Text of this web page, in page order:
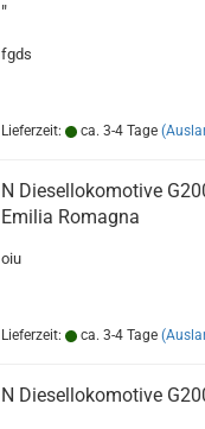
"
fgds
Lieferzeit: ca. 3-4 Tage
N Diesellokomotive
Emilia Romagna
oiu
Lieferzeit: ca. 3-4 Tage
N Diesellokomotive